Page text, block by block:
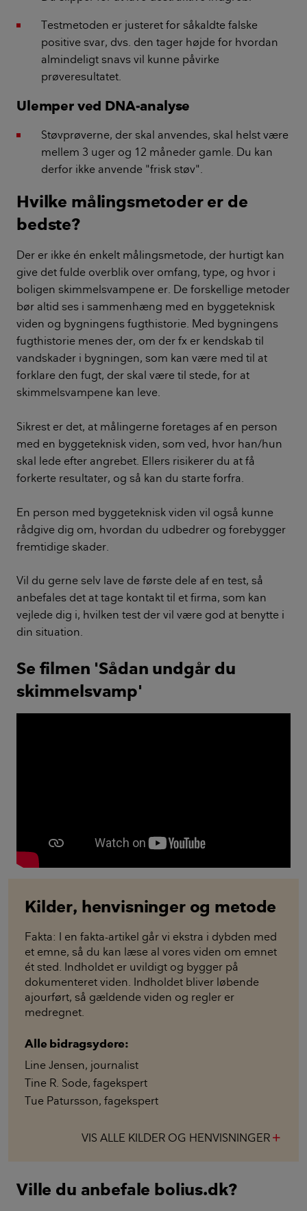
Testmetoden er justeret for såkaldte falske
positive svar, dvs. den tager højde for hvordan
almindeligt snavs vil kunne påvirke
prøveresultatet.
Ulemper ved DNA-analyse
Støvprøverne, der skal anvendes, skal helst være
mellem 3 uger og 12 måneder gamle. Du kan
derfor ikke anvende "frisk støv".
Hvilke målingsmetoder er de
bedste?
Der er ikke én enkelt målingsmetode, der hurtigt kan
give det fulde overblik over omfang, type, og hvor i
boligen skimmelsvampene er. De forskellige metoder
bør altid ses i sammenhæng med en byggeteknisk
viden og bygningens fugthistorie. Med bygningens
fugthistorie menes der, om der fx er kendskab til
vandskader i bygningen, som kan være med til at
forklare den fugt, der skal være til stede, for at
skimmelsvampene kan leve.
Sikrest er det, at målingerne foretages af en person
med en byggeteknisk viden, som ved, hvor han/hun
skal lede efter angrebet. Ellers risikerer du at få
forkerte resultater, og så kan du starte forfra.
En person med byggeteknisk viden vil også kunne
rådgive dig om, hvordan du udbedrer og forebygger
fremtidige skader.
Vil du gerne selv lave de første dele af en test, så
anbefales det at tage kontakt til et firma, som kan
vejlede dig i, hvilken test der vil være god at benytte i
din situation.
Se filmen 'Sådan undgår du
skimmelsvamp'
Kilder, henvisninger og metode
Fakta: I en fakta-artikel går vi ekstra i dybden med
et emne, så du kan læse al vores viden om emnet
ét sted. Indholdet er uvildigt og bygger på
dokumenteret viden. Indholdet bliver løbende
ajourført, så gældende viden og regler er
medregnet.
Alle bidragsydere:
Line Jensen, journalist
Tine R. Sode, fagekspert
Tue Patursson, fagekspert
VIS ALLE KILDER OG HENVISNINGER
Ville du anbefale bolius.dk?